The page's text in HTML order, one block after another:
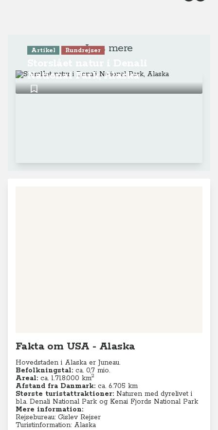
Læs mere
Artikel Rundrejser
National Park, Alaska
Fakta om USA - Alaska
Hovedstaden i Alaska er Juneau.
Befolkningstal: ca. 0,7 mio.
Areal: ca. 1.718.000 km2
Afstand fra Danmark: ca. 6.705 km
Største turistattraktioner: Naturen med dyrelivet i
bl.a. Denali National Park og Kenai Fjords National Park
Mere information:
Rejsebureau: Gislev Rejser
Turistinformation: Alaska